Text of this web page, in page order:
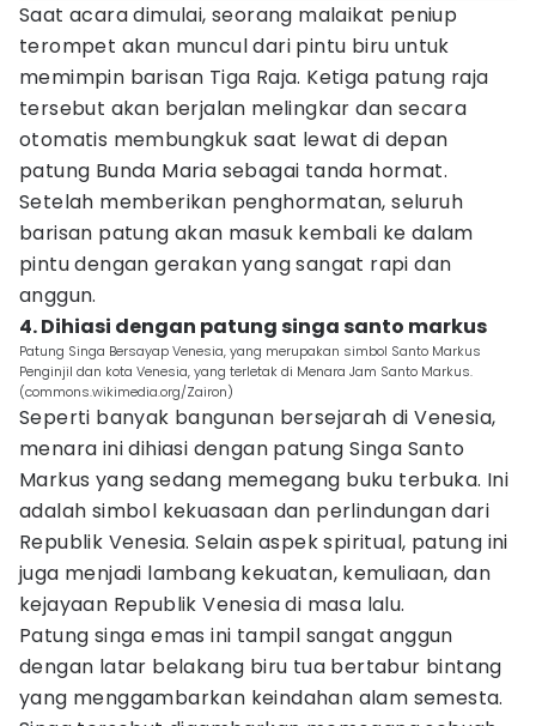
Saat acara dimulai, seorang malaikat peniup
terompet akan muncul dari pintu biru untuk
memimpin barisan Tiga Raja. Ketiga patung raja
tersebut akan berjalan melingkar dan secara
otomatis membungkuk saat lewat di depan
patung Bunda Maria sebagai tanda hormat.
Setelah memberikan penghormatan, seluruh
barisan patung akan masuk kembali ke dalam
pintu dengan gerakan yang sangat rapi dan
anggun.
4. Dihiasi dengan patung singa santo markus
Patung Singa Bersayap Venesia, yang merupakan simbol Santo Markus
Penginjil dan kota Venesia, yang terletak di Menara Jam Santo Markus.
(commons.wikimedia.org/Zairon)
Seperti banyak bangunan bersejarah di Venesia,
menara ini dihiasi dengan patung Singa Santo
Markus yang sedang memegang buku terbuka. Ini
adalah simbol kekuasaan dan perlindungan dari
Republik Venesia. Selain aspek spiritual, patung ini
juga menjadi lambang kekuatan, kemuliaan, dan
kejayaan Republik Venesia di masa lalu.
Patung singa emas ini tampil sangat anggun
dengan latar belakang biru tua bertabur bintang
yang menggambarkan keindahan alam semesta.